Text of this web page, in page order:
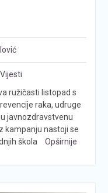
Vijesti
ružičasti listopad s
raka, udruge
javnozdravstvenu
kampanju nastoji se
škola
Opširnije